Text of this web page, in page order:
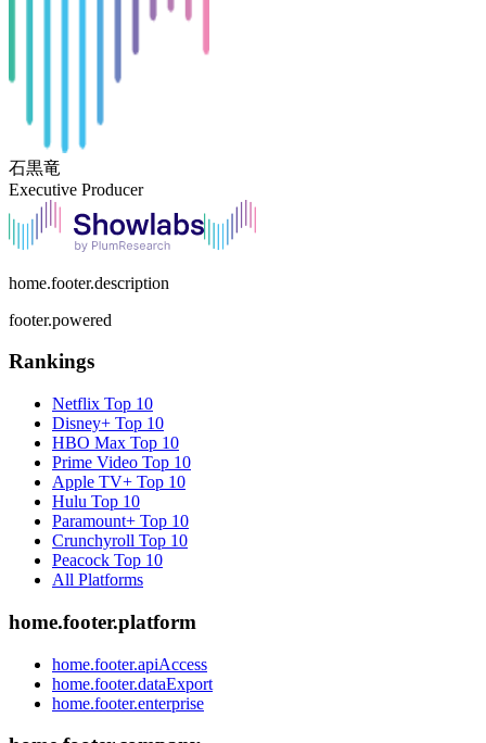
石黒竜
Executive Producer
home.footer.description
footer.powered
Rankings
Netflix Top 10
Disney+ Top 10
HBO Max Top 10
Prime Video Top 10
Apple TV+ Top 10
Hulu Top 10
Paramount+ Top 10
Crunchyroll Top 10
Peacock Top 10
All Platforms
home.footer.platform
home.footer.apiAccess
home.footer.dataExport
home.footer.enterprise